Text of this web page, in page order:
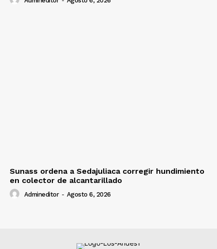
Sunass ordena a Sedajuliaca corregir hundimiento
en colector de alcantarillado
Admineditor - Agosto 6, 2026